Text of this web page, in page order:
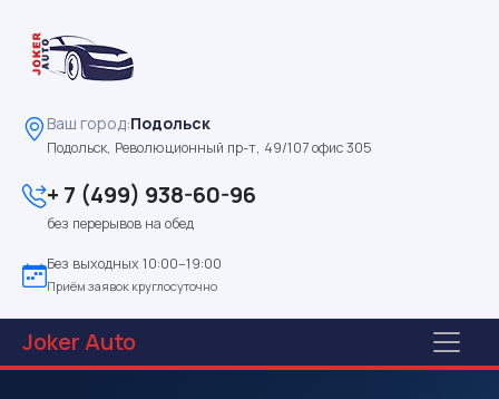
Ваш город:Подольск
Подольск, Революционный пр-т, 49/107 офис 305
+ 7 (499) 938-60-96
без перерывов на обед
Без выходных 10:00–19:00
Приём заявок круглосуточно
JokerAuto